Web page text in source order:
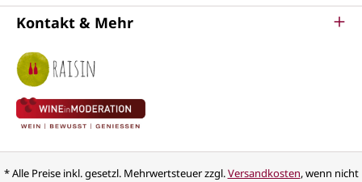
Kontakt & Mehr
* Alle Preise inkl. gesetzl. Mehrwertsteuer zzgl.Versandkosten, wenn nicht